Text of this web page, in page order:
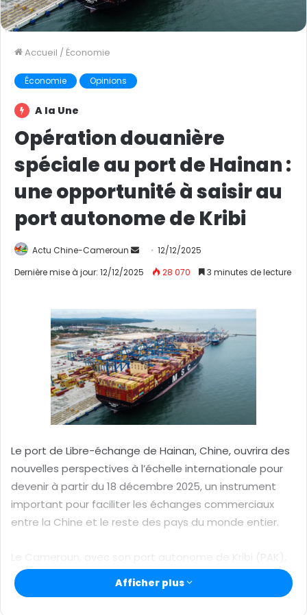
Accueil / Économie
Économie Opinions
A la Une
Opération douanière
spéciale au port de Hainan :
une opportunité à saisir au
port autonome de Kribi
Actu Chine-Cameroun
n
y
e
r
u
n
c
r
r
12/12/2025
Dernière mise à jour: 12/12/2025
28 070 3 minutes de lecture
Le port de Libre-échange de Hainan, Chine, ouvrira des
nouvelles perspectives à l’échelle internationale pour
devenir à partir du 18 décembre 2025, un instrument
important pour faciliter les échanges commerciaux
entre la Chine et le reste des pays du monde entier.
Le Cameroun, avec son port autonome de Kribi (PAK),
une étoile exceptionnelle d’une constellation qui fait
briller le ciel de la coopération sino-camerounaise, a
Afficher plus